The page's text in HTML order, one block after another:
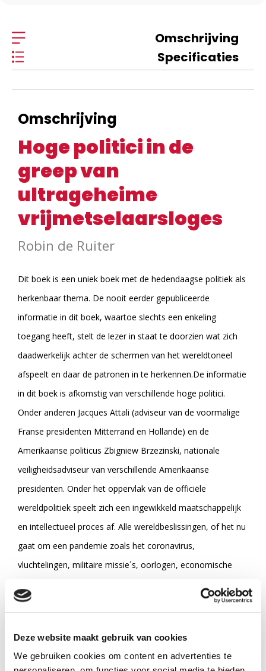
Deze website maakt gebruik van cookies
We gebruiken cookies om content en advertenties te
Omschrijving
Specificaties
Omschrijving
Hoge politici in de
greep van
ultrageheime
vrijmetselaarsloges
Robin de Ruiter
Dit boek is een uniek boek met de hedendaagse politiek als
herkenbaar thema. De nooit eerder gepubliceerde
informatie in dit boek, waartoe slechts een enkeling
toegang heeft, stelt de lezer in staat te doorzien wat zich
daadwerkelijk achter de schermen van het wereldtoneel
afspeelt en daar de patronen in te herkennen.De informatie
in dit boek is afkomstig van verschillende hoge politici.
Onder anderen Jacques Attali (adviseur van de voormalige
Franse presidenten Mitterrand en Hollande) en de
Amerikaanse politicus Zbigniew Brzezinski, nationale
veiligheidsadviseur van verschillende Amerikaanse
presidenten. Onder het oppervlak van de officiële
wereldpolitiek speelt zich een ingewikkeld maatschappelijk
en intellectueel proces af. Alle wereldbeslissingen, of het nu
gaat om een pandemie zoals het coronavirus,
vluchtelingen, militaire missie´s, oorlogen, economische
besproken en bepaald binnen besloten samenkomsten van
zelfs vrijmetselaren van de hoogste graden geen kennis
hebben. De transnationale superloges staan onder